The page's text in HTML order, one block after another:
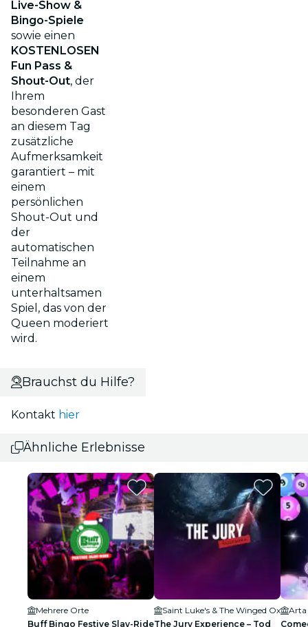
Live-Show &
Bingo-Spiele
sowie einen
KOSTENLOSEN
Fun Pass &
Shout-Out, der
Ihrem
besonderen Gast
an diesem Tag
zusätzliche
Aufmerksamkeit
garantiert – mit
einem
persönlichen
Shout-Out und
der
automatischen
Teilnahme an
einem
unterhaltsamen
Spiel, das von der
Queen moderiert
wird.
Brauchst du Hilfe?
Kontakt hier
Ähnliche Erlebnisse
Mehrere Orte
Buff Bingo Festive Slay-Ride
Saint Luke's & The Winged Ox
The Jury Experience – Tod
Arta